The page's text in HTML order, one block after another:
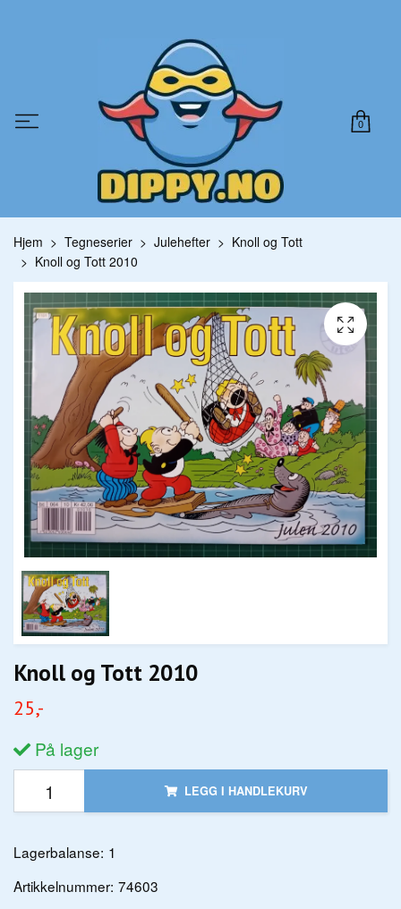
0
Hjem Tegneserier Julehefter
Knoll og Tott
Knoll og Tott 2010
Knoll og Tott 2010
25,-
På lager
LEGG I HANDLEKURV
Lagerbalanse: 1
Artikkelnummer: 74603